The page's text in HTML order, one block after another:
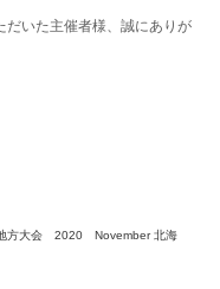
だいた主催者様、誠にありが
方大会 2020 November 北海